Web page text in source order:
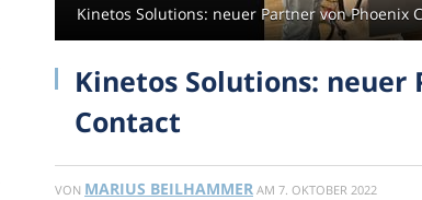
Kinetos Solutions: neuer Partner von Phoenix
Kinetos Solutions: neuer
Contact
VON MARIUS BEILHAMMER AM 7. OKTOBER 2022